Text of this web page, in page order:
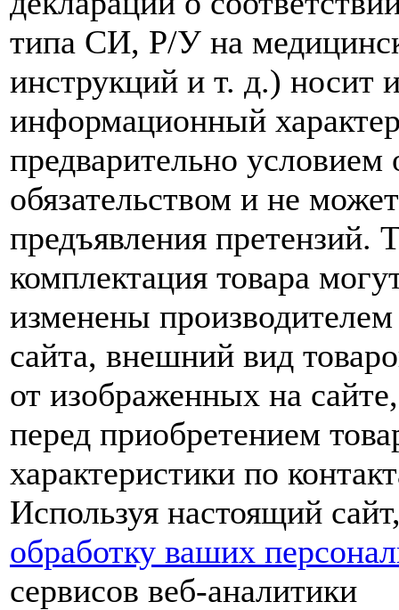
типа СИ, Р/У на
инструкций и т. д.) носит
информационный
предварительно условием
обязательством и не
предъявления претензий.
комплектация товара
изменены производителем
сайта, внешний вид
от изображенных на
перед приобретением
характеристики по
Используя настоящий
обработку ваших
сервисов веб-аналитики